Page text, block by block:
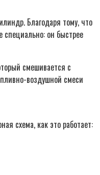
Благодаря тому, что
специально: он быстрее
смешивается с
воздушной смеси
схема, как это работает: